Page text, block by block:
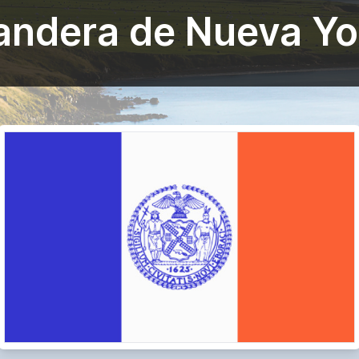
de Nueva